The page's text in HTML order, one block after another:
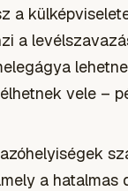
a
a
vele –
a